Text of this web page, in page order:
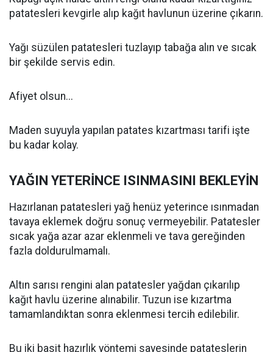
patatesleri kevgirle alıp kağıt havlunun üzerine çıkarın.
Yağı süzülen patatesleri tuzlayıp tabağa alın ve sıcak
bir şekilde servis edin.
Afiyet olsun...
Maden suyuyla yapılan patates kızartması tarifi işte
bu kadar kolay.
YAĞIN YETERİNCE ISINMASINI BEKLEYİN
Hazırlanan patatesleri yağ henüz yeterince ısınmadan
tavaya eklemek doğru sonuç vermeyebilir. Patatesler
sıcak yağa azar azar eklenmeli ve tava gereğinden
fazla doldurulmamalı.
Altın sarısı rengini alan patatesler yağdan çıkarılıp
kağıt havlu üzerine alınabilir. Tuzun ise kızartma
tamamlandıktan sonra eklenmesi tercih edilebilir.
Bu iki basit hazırlık yöntemi sayesinde patateslerin